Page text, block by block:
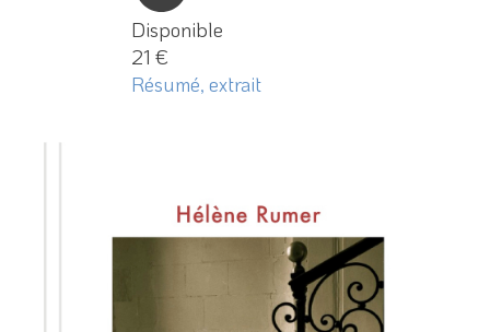
Disponible
21 €
Résumé, extrait